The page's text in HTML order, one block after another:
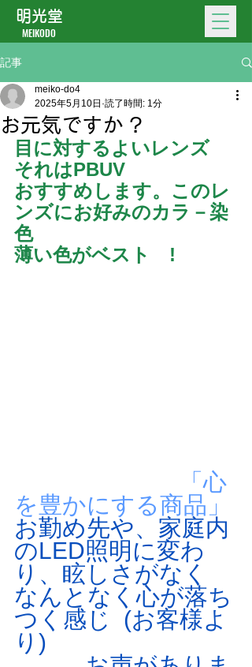
明光堂
MEIKODO
記事
お元気ですか ?
meiko-do4
2025年5月10日 読了時間: 1分
目に対するよいレンズ
それはPBUV
おすすめします。このレ
ンズにお好みのカラ－染
色
薄い色がベスト　!
「心
を豊かにする商品」
お勤め先や、家庭内
のLED照明に変わ
り、眩しさがなく
なんとなく心が落ち
つく感じ  (お客様よ
り)